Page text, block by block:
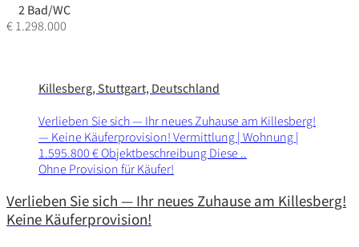
2 Bad/WC
€ 1.298.000
Killesberg, Stuttgart, Deutschland
Verlieben Sie sich — Ihr neues Zuhause am Killes­berg!
— Keine Käufer­pro­vi­sion! Vermitt­lung | Wohnung |
1.595.800 € Objekt­be­schrei­bung Diese ..
Ohne Provision für Käufer!
Verlieben Sie sich — Ihr neues Zuhause am Killesberg!
Keine Käuferprovision!